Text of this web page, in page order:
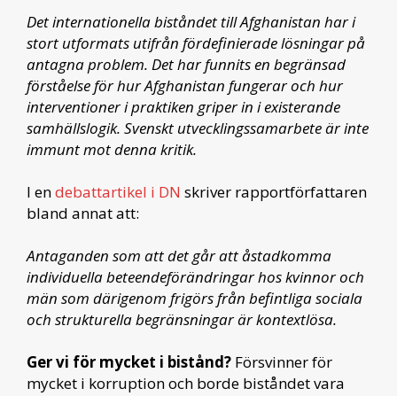
Det internationella biståndet till Afghanistan har i
stort utformats utifrån fördefinierade lösningar på
antagna problem. Det har funnits en begränsad
förståelse för hur Afghanistan fungerar och hur
interventioner i praktiken griper in i existerande
samhällslogik. Svenskt utvecklingssamarbete är inte
immunt mot denna kritik.
I endebattartikel i DN skriver rapportförfattaren
bland annat att:
Antaganden som att det går att åstadkomma
individuella beteendeförändringar hos kvinnor och
män som därigenom frigörs från befintliga sociala
och strukturella begränsningar är kontextlösa.
Ger vi för mycket i bistånd? Försvinner för
mycket i korruption och borde biståndet vara